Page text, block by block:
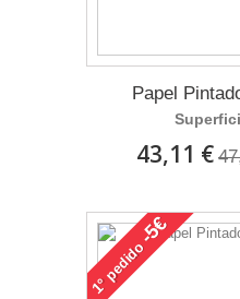
Papel
43,11 €
1°
pedido
-5€